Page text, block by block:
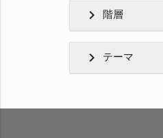
chevron_right 階層
chevron_right テーマ